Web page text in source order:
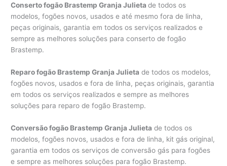
Conserto fogão Brastemp Granja Julietade todos os
modelos, fogões novos, usados e até mesmo fora de linha,
peças originais, garantia em todos os serviços realizados e
sempre as melhores soluções para conserto de fogão
Brastemp.
Reparo fogão Brastemp Granja Julieta de todos os modelos,
fogões novos, usados e fora de linha, peças originais, garantia
em todos os serviços realizados e sempre as melhores
soluções para reparo de fogão Brastemp.
Conversão fogão Brastemp Granja Julieta de todos os
modelos, fogões novos, usados e fora de linha, kit gás original,
garantia em todos os serviços de conversão gás para fogões
e sempre as melhores soluções para fogão Brastemp.